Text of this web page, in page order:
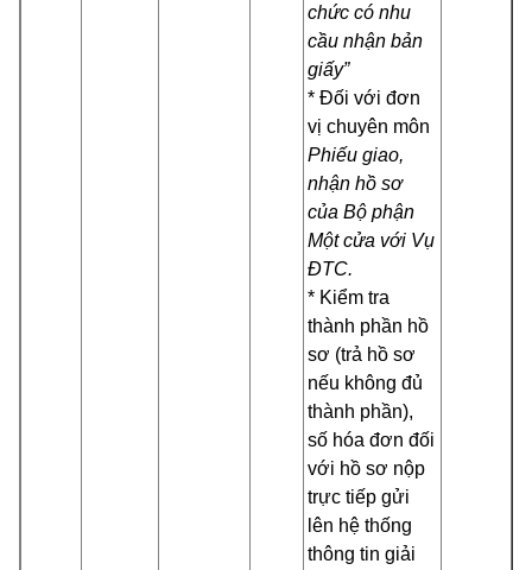
chức có nhu
cầu nhận bản
giấy”
* Đối với đơn
vị chuyên môn
Phiếu giao,
nhận hồ sơ
của Bộ phận
Một cửa với Vụ
ĐTC.
* Kiểm tra
thành phần hồ
sơ (trả hồ sơ
nếu không đủ
thành phần),
số hóa đơn đối
với hồ sơ nộp
trực tiếp gửi
lên hệ thống
thông tin giải